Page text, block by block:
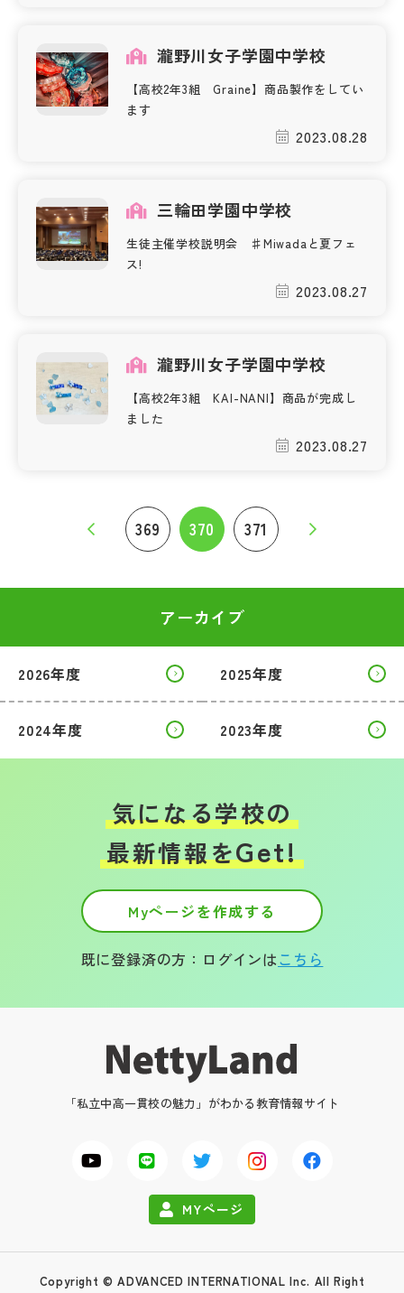
瀧野川女子学園中学校
【高校2年3組 Graine】商品製作をしてい
ます
2023.08.28
三輪田学園中学校
生徒主催学校説明会 ♯Miwadaと夏フェ
ス!
2023.08.27
瀧野川女子学園中学校
【高校2年3組 KAI-NANI】商品が完成し
ました
2023.08.27
369 370 371
アーカイブ
2026年度 2025年度
2024年度 2023年度
気になる学校の
最新情報をGet!
Myページを作成する
既に登録済の方：ログインはこちら
「私立中高一貫校の魅力」がわかる教育情報サイト
MYページ
Copyright © ADVANCED INTERNATIONAL Inc. All Right